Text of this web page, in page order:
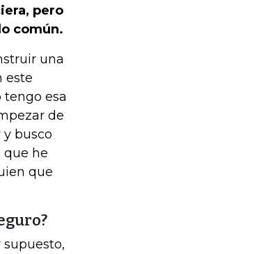
pero
común.
una
este
esa
de
y busco
que he
que